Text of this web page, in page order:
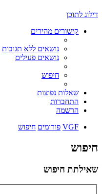
דילוג לתוכן
קישורים מהירים
נושאים ללא תגובות
נושאים פעילים
חיפוש
שאלות נפוצות
התחברות
הרשמה
VGF פורומים חיפוש
חיפוש
שאילתת חיפוש